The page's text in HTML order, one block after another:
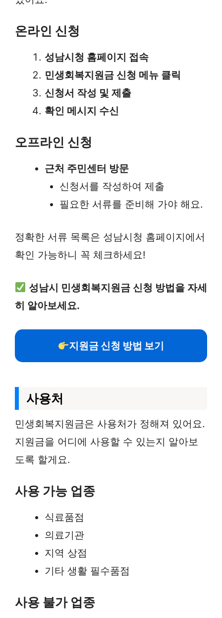
온라인 신청
성남시청 홈페이지 접속
민생회복지원금 신청 메뉴 클릭
신청서 작성 및 제출
확인 메시지 수신
오프라인 신청
근처 주민센터 방문
신청서를 작성하여 제출
필요한 서류를 준비해 가야 해요.
정확한 서류 목록은 성남시청 홈페이지에서
확인 가능하니 꼭 체크하세요!
성남시 민생회복지원금 신청 방법을 자세
히 알아보세요.
지원금 신청 방법 보기
사용처
민생회복지원금은 사용처가 정해져 있어요.
지원금을 어디에 사용할 수 있는지 알아보
도록 할게요.
사용 가능 업종
식료품점
의료기관
지역 상점
기타 생활 필수품점
사용 불가 업종